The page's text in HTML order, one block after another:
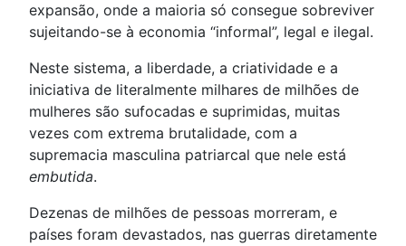
expansão, onde a maioria só consegue sobreviver
sujeitando-se à economia “informal”, legal e ilegal.
Neste sistema, a liberdade, a criatividade e a
iniciativa de literalmente milhares de milhões de
mulheres são sufocadas e suprimidas, muitas
vezes com extrema brutalidade, com a
supremacia masculina patriarcal que nele está
embutida.
Dezenas de milhões de pessoas morreram, e
países foram devastados, nas guerras diretamente